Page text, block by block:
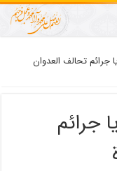
جرائم تحالف العدوان
جرائم